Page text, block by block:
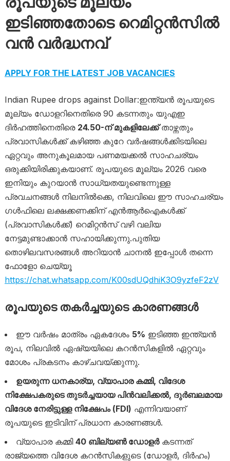
ഇടിഞ്ഞതോടെ റെമിറ്റൻസിൽ
വൻ വർദ്ധനവ്
APPLY FOR THE LATEST JOB VACANCIES
Indian Rupee drops against Dollar:ഇന്ത്യൻ രൂപയുടെ
മൂല്യം ഡോളറിനെതിരെ 90 കടന്നതും യുഎഇ
ദിർഹത്തിനെതിരെ 24.50-ന് മുകളിലേക്ക്താഴ്ന്നതും
പ്രവാസികൾക്ക് കഴിഞ്ഞ കുറേ വർഷങ്ങൾക്കിടയിലെ
ഏറ്റവും അനുകൂലമായ പണമയക്കൽ സാഹചര്യം
ഒരുക്കിയിരിക്കുകയാണ്. രൂപയുടെ മൂല്യം 2026 വരെ
ഇനിയും കുറയാൻ സാധ്യതയുണ്ടെന്നുള്ള
പ്രവചനങ്ങൾ നിലനിൽക്കെ, നിലവിലെ ഈ സാഹചര്യം
ഗൾഫിലെ ലക്ഷക്കണക്കിന് എൻആർഐകൾക്ക്
(പ്രവാസികൾക്ക്) റെമിറ്റൻസ് വഴി വലിയ
നേട്ടമുണ്ടാക്കാൻ സഹായിക്കുന്നു.പുതിയ
തൊഴിലവസരങ്ങൾ അറിയാൻ ചാനൽ ഇപ്പോൾ തന്നെ
ഫോളോ ചെയ്യൂ
https://chat.whatsapp.com/K00sdUQdhiK3O9yzfeF2zV
രൂപയുടെ തകർച്ചയുടെ കാരണങ്ങൾ
ഈ വർഷം മാത്രം ഏകദേശം 5% ഇടിഞ്ഞ ഇന്ത്യൻ
രൂപ, നിലവിൽ ഏഷ്യയിലെ കറൻസികളിൽ ഏറ്റവും
മോശം പ്രകടനം കാഴ്ചവയ്ക്കുന്നു.
ഉയരുന്ന ധനകാര്യ, വ്യാപാര കമ്മി, വിദേശ
നിക്ഷേപകരുടെ തുടർച്ചയായ പിൻവലിക്കൽ, ദുർബലമായ
വിദേശ നേരിട്ടുള്ള നിക്ഷേപം (FDI) എന്നിവയാണ്
രൂപയുടെ ഇടിവിന് പ്രധാന കാരണങ്ങൾ.
വ്യാപാര കമ്മി 40 ബില്യൺ ഡോളർകടന്നത്
രാജ്യത്തെ വിദേശ കറൻസികളുടെ (ഡോളർ, ദിർഹം)